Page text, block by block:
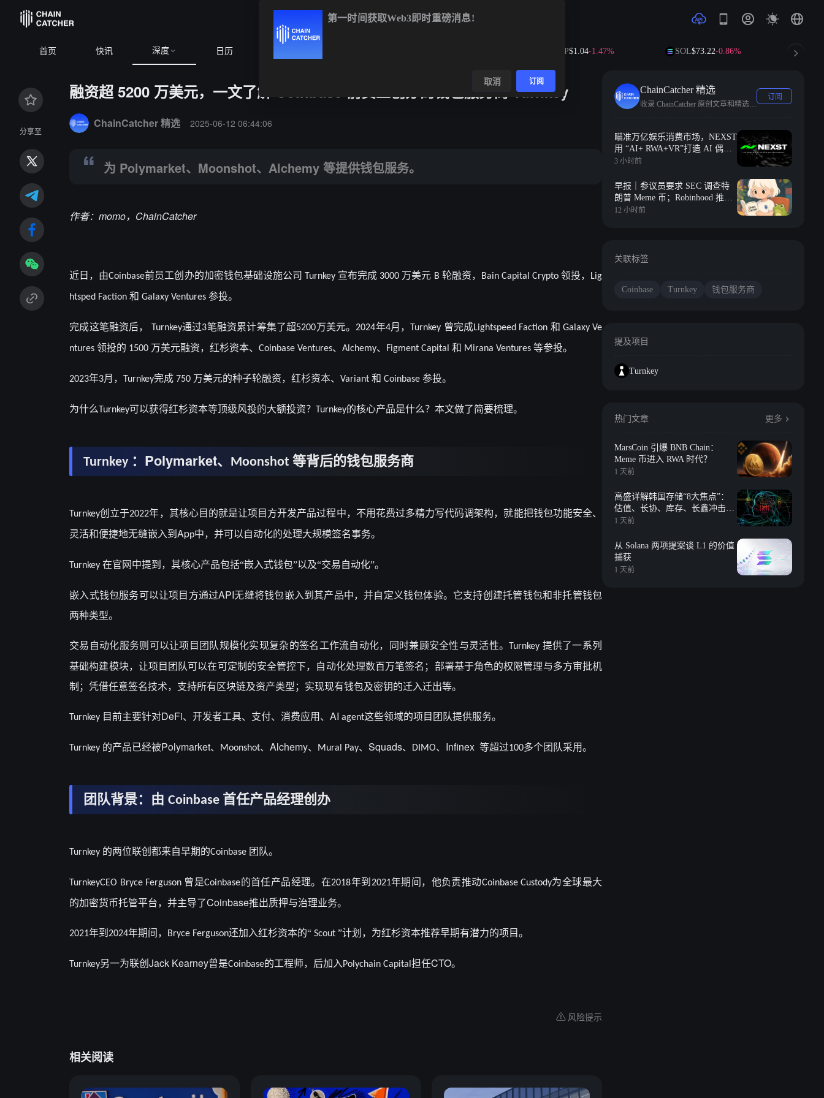
首页 快讯 深度 日历
BTC $64,407.57+0.13% $1.04 -1.47% SOL$73.22 -0.86% TRX
分享至
融资超 5200 万美元，一文了解 Coinbase 前员工创办的钱包服务商 Turnkey
ChainCatcher 精选 2025-06-12 06:44:06
为 Polymarket、Moonshot、Alchemy 等提供钱包服务。
作者：momo，ChainCatcher
近日，由Coinbase前员工创办的加密钱包基础设施公司 Turnkey 宣布完成 3000 万美元 B 轮融资， Bain Capital Crypto 领投， Lig
htsped Faction和Galaxy Ventures参投。
完成这笔融资后， Turnkey通过3笔融资累计筹集了超5200万美元。 2024年4月，Turnkey 曾完成Lightspeed Faction 和 Galaxy Ve
ntures领投的 1500 万美元融资，红杉资本、Coinbase Ventures、Alchemy、 Figment Capital和 Mirana Ventures等参投。
2023年3月，Turnkey完成750 万美元的种子轮融资，红杉资本、Variant和Coinbase参投。
为什么Turnkey可以获得红杉资本等顶级风投的大额投资？Turnkey的核心产品是什么？本文做了简要梳理。
Turnkey ： Polymarket、 Moonshot等背后的钱包服务商
Turnkey创立于2022年，其核心目的就是让项目方开发产品过程中，不用花费过多精力写代码调架构，就能把钱包功能安全、
灵活和便捷地无缝嵌入到App中，并可以自动化的处理大规模签名事务。
Turnkey在官网中提到，其核心产品包括“嵌入式钱包”以及“交易自动化”。
嵌入式钱包服务可以让项目方通过API无缝将钱包嵌入到其产品中，并自定义钱包体验。它支持创建托管钱包和非托管钱包
两种类型。
交易自动化服务则可以让项目团队规模化实现复杂的签名工作流自动化，同时兼顾安全性与灵活性。Turnkey 提供了一系列
基础构建模块，让项目团队可以在可定制的安全管控下，自动化处理数百万笔签名；部署基于角色的权限管理与多方审批机
制；凭借任意签名技术，支持所有区块链及资产类型；实现现有钱包及密钥的迁入迁出等。
Turnkey 目前主要针对DeFi、开发者工具、支付、消费应用、AIagent这些领域的项目团队提供服务。
Turnkey 的产品已经被Polymarket、 Moonshot、Alchemy、 Mural Pay、Squads、 DIMO、 Infinex等超过100多个团队采用。
团队背景：由Coinbase 首任产品经理创办
Turnkey 的两位联创都来自早期的Coinbase 团队。
TurnkeyCEO Bryce Ferguson 曾是Coinbase的首任产品经理。在2018年到 2021年期间，他负责推动Coinbase Custody为全球最大
的加密货币托管平台，并主导了Coinbase推出质押与治理业务。
2021年到 2024年期间， Bryce Ferguson还加入红杉资本的“Scout”计划， 为红杉资本推荐早期有潜力的项目。
Turnkey另一为联创Jack Kearney曾是Coinbase的工程师，后加入 Polychain Capital担任CTO。
风险提示
相关阅读
ChainCatcher 精选
收录 ChainCatcher 原创文章和精选快讯。
订阅
瞄准万亿娱乐消费市场，NEXST
用 “AI+ RWA+VR”打造 AI 偶像
时代的“JYP”
3 小时前
早报｜参议员要求 SEC 调查特
朗普 Meme 币；Robinhood 推出
2 亿美元风险投资基金，聚焦 Y
12 小时前
关联标签
Coinbase Turnkey 钱包服务商
提及项目
Turnkey
热门文章 更多
MarsCoin 引爆 BNB Chain：
Meme 币进入 RWA 时代？
1 天前
高盛详解韩国存储“8大焦点”：
估值、长协、库存、长鑫冲击、
回购等
1 天前
从 Solana 两项提案谈 L1 的价值
捕获
1 天前
第一时间获取Web3即时重磅消息!
取消 订阅